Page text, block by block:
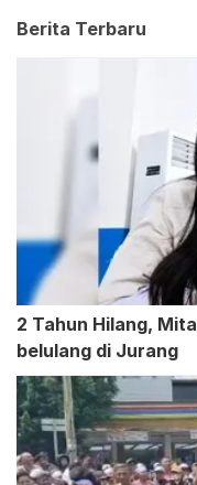
Berita Terbaru
2 Tahun Hilang,
belulang di Jurang